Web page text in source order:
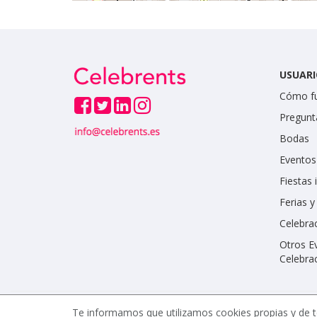
Cómo
Bodas
Fiestas
Ferias
Otros
Te informamos que utilizamos cookies propias y